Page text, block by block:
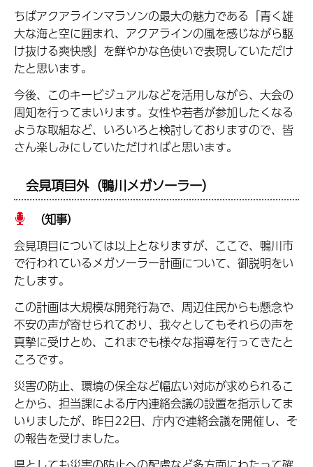
ちばアクアラインマラソンの最大の魅力である「青く雄
大な海と空に囲まれ、アクアラインの風を感じながら駆
け抜ける爽快感」を鮮やかな色使いで表現していただけ
たと思います。
今後、このキービジュアルなどを活用しながら、大会の
周知を行ってまいります。女性や若者が参加したくなる
ような取組など、いろいろと検討しておりますので、皆
さん楽しみにしていただければと思います。
会見項目外（鴨川メガソーラー）
（知事）
会見項目については以上となりますが、ここで、鴨川市
で行われているメガソーラー計画について、御説明をい
たします。
この計画は大規模な開発行為で、周辺住民からも懸念や
不安の声が寄せられており、我々としてもそれらの声を
真摯に受けとめ、これまでも様々な指導を行ってきたと
ころです。
災害の防止、環境の保全など幅広い対応が求められるこ
とから、担当課による庁内連絡会議の設置を指示してま
いりましたが、昨日22日、庁内で連絡会議を開催し、そ
の報告を受けました。